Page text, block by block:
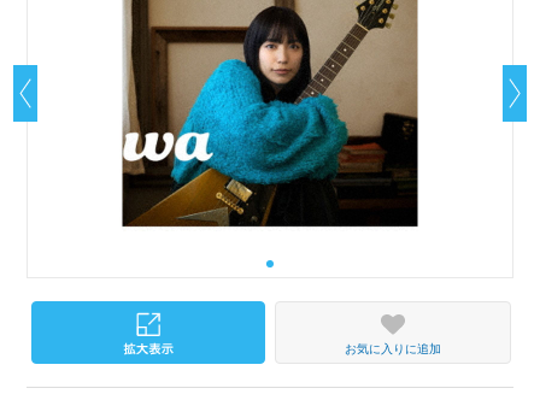
お気に入りに追加